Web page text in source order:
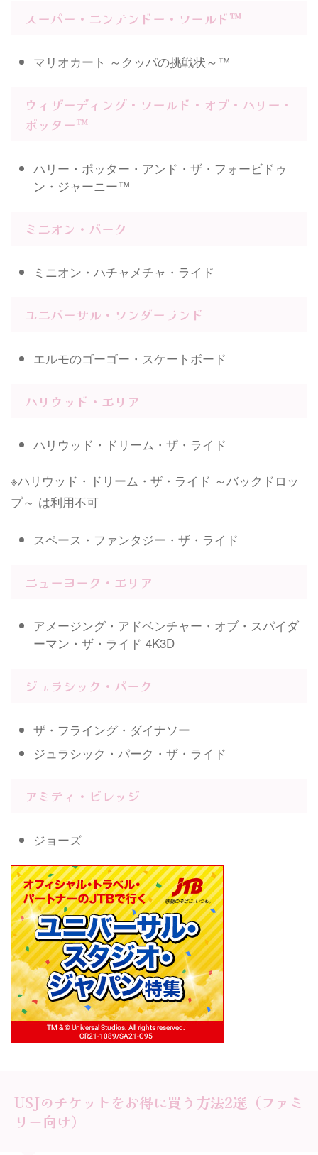
スーパー・ニンテンドー・ワールド™
マリオカート ～クッパの挑戦状～™
ウィザーディング・ワールド・オブ・ハリー・
ポッター™
ハリー・ポッター・アンド・ザ・フォービドゥ
ン・ジャーニー™
ミニオン・パーク
ミニオン・ハチャメチャ・ライド
ユニバーサル・ワンダーランド
エルモのゴーゴー・スケートボード
ハリウッド・エリア
ハリウッド・ドリーム・ザ・ライド
※ハリウッド・ドリーム・ザ・ライド ～バックドロッ
プ～ は利用不可
スペース・ファンタジー・ザ・ライド
ニューヨーク・エリア
アメージング・アドベンチャー・オブ・スパイダ
ーマン・ザ・ライド 4K3D
ジュラシック・パーク
ザ・フライング・ダイナソー
ジュラシック・パーク・ザ・ライド
アミティ・ビレッジ
ジョーズ
USJのチケットをお得に買う方法2選（ファミ
リー向け）